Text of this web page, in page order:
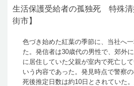
生活保護受給者の孤独死 特殊清
街市】
色づき始めた紅葉の季節に、当社へ
た。発信者は30歳代の男性で、郊外
に居住していた父親が室内で死亡し
いう内容であった。発見時点で警察の
死後推定日数は約10日とされていた